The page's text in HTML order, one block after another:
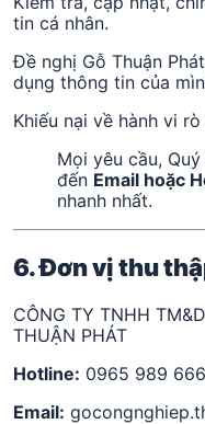
tin cá nhân.
Đề nghị Gỗ Thuận
dụng thông tin của
Khiếu nại về hành vi
Mọi yêu cầu,
đến Email hoặc
nhanh nhất.
6. Đơn vị thu
CÔNG TY TNHH
THUẬN PHÁT
Hotline: 0965 989
Email: